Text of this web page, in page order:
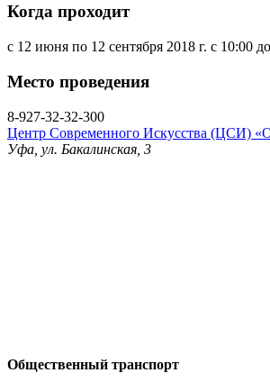
Когда проходит
с 12 июня по 12 сентября 2018 г. с 10:00
Место проведения
8-927-32-32-300
Центр Современного Искусства (ЦСИ)
Уфа, ул. Бакалинская, 3
Общественный транспорт